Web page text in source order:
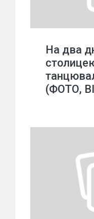
На два
(ФОТО,